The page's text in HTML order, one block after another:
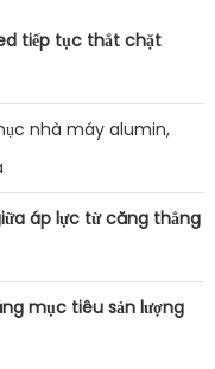
tiếp tục thắt chặt
nhà máy alumin,
áp lực từ căng thẳng
mục tiêu sản lượng